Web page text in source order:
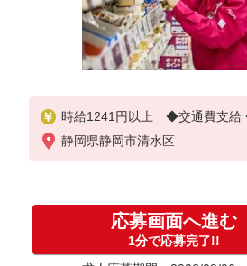
時給1241円以上 ◆交通費支給
※11〜17時：時給1241円＋日祝
※17〜19時：時給1441円＋日祝
静岡県静岡市清水区
応募画面へ進む
1分で応募完了!!